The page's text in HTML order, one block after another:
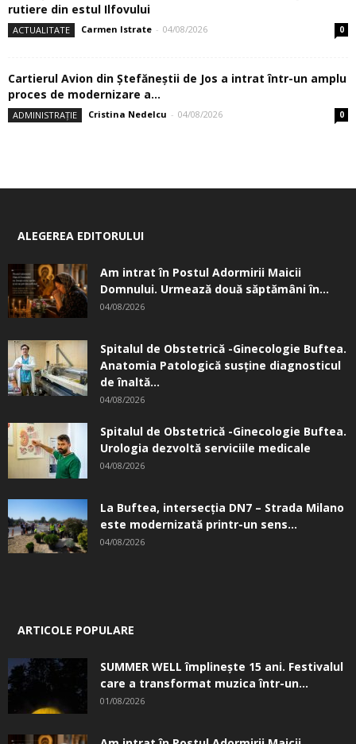
rutiere din estul Ilfovului
ACTUALITATE Carmen Istrate - 04/08/2026 0
Cartierul Avion din Ştefăneştii de Jos a intrat într-un amplu
proces de modernizare a...
ADMINISTRAȚIE Cristina Nedelcu - 04/08/2026 0
ALEGEREA EDITORULUI
Am intrat în Postul Adormirii Maicii
Domnului. Urmează două săptămâni în...
04/08/2026
Spitalul de Obstetrică -Ginecologie Buftea.
Anatomia Patologică susţine diagnosticul
de înaltă...
04/08/2026
Spitalul de Obstetrică -Ginecologie Buftea.
Urologia dezvoltă serviciile medicale
04/08/2026
La Buftea, intersecţia DN7 – Strada Milano
este modernizată printr-un sens...
04/08/2026
ARTICOLE POPULARE
SUMMER WELL împlinește 15 ani. Festivalul
care a transformat muzica într-un...
01/08/2026